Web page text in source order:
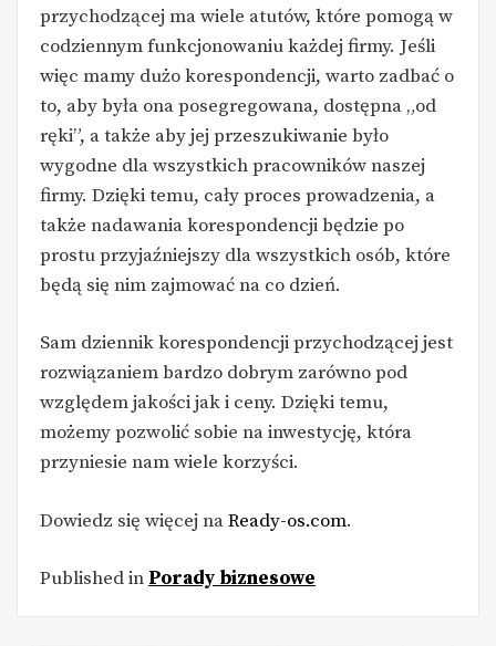
przychodzącej ma wiele atutów, które pomogą w
codziennym funkcjonowaniu każdej firmy. Jeśli
więc mamy dużo korespondencji, warto zadbać o
to, aby była ona posegregowana, dostępna „od
ręki”, a także aby jej przeszukiwanie było
wygodne dla wszystkich pracowników naszej
firmy. Dzięki temu, cały proces prowadzenia, a
także nadawania korespondencji będzie po
prostu przyjaźniejszy dla wszystkich osób, które
będą się nim zajmować na co dzień.
Sam dziennik korespondencji przychodzącej jest
rozwiązaniem bardzo dobrym zarówno pod
względem jakości jak i ceny. Dzięki temu,
możemy pozwolić sobie na inwestycję, która
przyniesie nam wiele korzyści.
Dowiedz się więcej naReady-os.com.
Published in Porady biznesowe